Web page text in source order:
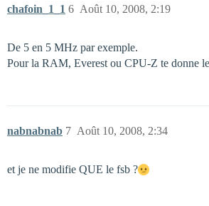
chafoin_1_1 Août 10, 2008, 2:19
6
De 5 en 5 MHz par exemple.
Pour la RAM, Everest ou CPU-Z te donne
nabnabnab Août 10, 2008, 2:34
7
et je ne modifie QUE le fsb ?